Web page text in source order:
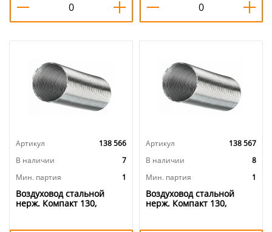
Артикул
138 566
В наличии
7
Мин. партия
1
Воздуховод стальной
нерж. Компакт 130,
Артикул
138 567
В наличии
8
Мин. партия
1
Воздуховод стальной
нерж. Компакт 130,